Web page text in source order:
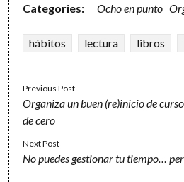
Categories: Ocho en punto
hábitos lectura libros
Previous Post
Organiza un buen (re)inicio de
de cero
Next Post
No puedes gestionar tu tiempo…